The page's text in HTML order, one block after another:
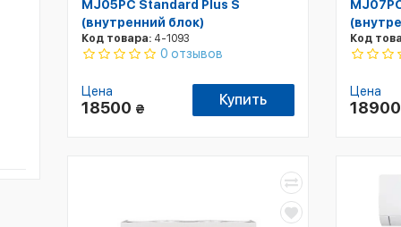
MJ05PC Standard Plus S
(внутренний блок)
Код товара: 4-1093
0 отзывов
Цена
18500 ₴
Купить
Код
Цена
18900